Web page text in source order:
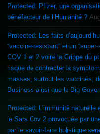
Protected: Pfizer, une
bénéfacteur de l’Humanité ?
Protected: Les faits
“vaccine-resistant” et un
COV 1 et 2 voire la Grippe du
risque de contracter la
masses, surtout les vaccinés,
Business ainsi que le Big
Protected: L’immunité
le Sars Cov 2 provoquée par
par le savoir-faire holistique serait davantage protectrice que les